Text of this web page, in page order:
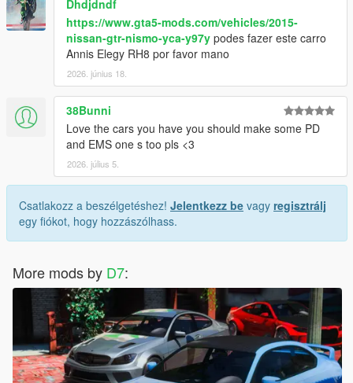
Dhdjdndf
https://www.gta5-mods.com/vehicles/2015-
nissan-gtr-nismo-yca-y97y podes fazer este carro
Annis Elegy RH8 por favor mano
2026. június 18.
38Bunni
Love the cars you have you should make some PD
and EMS one s too pls <3
2026. július 5.
Csatlakozz a beszélgetéshez! Jelentkezz be vagy regisztrálj
egy fiókot, hogy hozzászólhass.
More mods by D7: